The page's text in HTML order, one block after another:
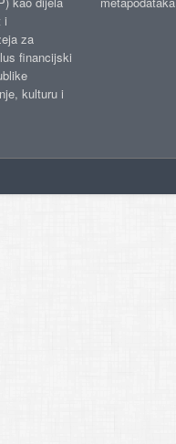
i
za
financijski
kulturu i